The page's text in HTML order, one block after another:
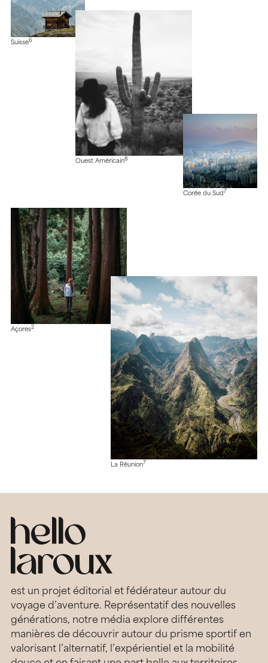
Suisse6
Ouest Américain8
Corée du Sud 7
Açores2
La Réunion7
est un projet éditorial et fédérateur autour du
voyage d’aventure. Représentatif des nouvelles
générations, notre média explore différentes
manières de découvrir autour du prisme sportif en
valorisant l’alternatif, l’expérientiel et la mobilité